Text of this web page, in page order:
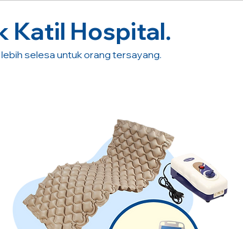
Katil Hospital.
selesa untuk orang tersayang.